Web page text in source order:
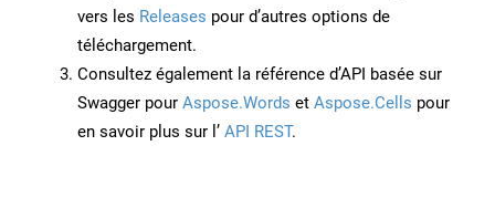
vers les Releases pour d’autres options de
téléchargement.
Consultez également la référence d’API basée sur
Swagger pour Aspose.Words et Aspose.Cells pour
en savoir plus sur l’ API REST.